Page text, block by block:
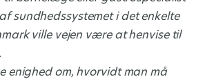
sundhedssystemet i det enkelte
ville vejen være at henvise til
enighed om, hvorvidt man må